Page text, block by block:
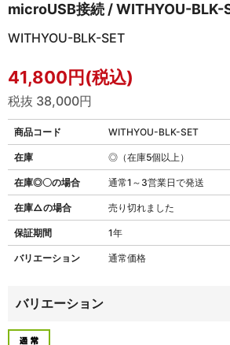
microUSB接続 / WITHYOU-BLK-
WITHYOU-BLK-SET
41,800円(税込)
税抜 38,000円
商品コード WITHYOU-BLK-SET
在庫◎〇の場合 通常1～3営業日で発送
在庫△の場合 売り切れました
保証期間 1年
バリエーション 通常価格
在庫 ◎（在庫5個以上）
バリエーション